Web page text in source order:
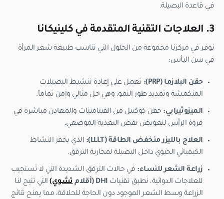
في قاعدة البصيلة.
3. العلاجات التقنية المتقدمة في كلينيكانا
نوفر في مركزنا مجموعة من الحلول التي تناسب طبيعة شعر المرأة
في سن اليأس:
حقن البلازما (PRP):
تعمل على إعادة تنشيط البصيلات
المنكمشة وتمديد طور النمو، وهي حل مثالي وآمن تماماً.
الميزوثيرابي: حقن كوكتيل من الفيتامينات والمعادن مباشرة في
فروة الرأس لتعويض نقص التغذية الموضعي.
العلاج بالليزر منخفض الطاقة (LLLT):
الذي يحفز النشاط
الكيميائي الحيوي داخل البصيلة لمحاربة الترقق.
زراعة الشعر للنساء: في حالات الترقق الشديدة التي لا تستجيب
للعلاجات الدوائية، نطبق تقنيات DHI (أقلام تشوي)التي تتيح لنا
الزراعة وسط الشعر الموجود دون الحاجة للحلاقة، مما يمنح نتائج